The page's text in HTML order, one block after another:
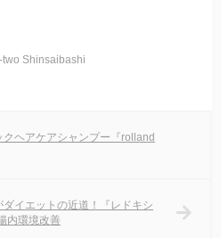
two Shinsaibashi
ヘアケアシャンプー『rolland
イエットの近道！『レドキシ
内環境改善